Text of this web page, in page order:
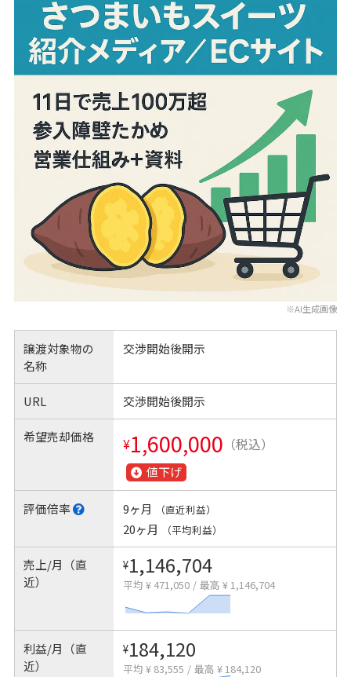
※AI生成画像
譲渡対象物の
名称
交渉開始後開示
URL 交渉開始後開示
希望売却価格 ¥1,600,000 （税込）
値下げ
評価倍率 9ヶ月 （直近利益）
20ヶ月 （平均利益）
売上/月（直
近）
¥1,146,704
平均 ¥ 471,050 / 最高 ¥ 1,146,704
利益/月（直
近）
¥184,120
平均 ¥ 83,555 / 最高 ¥ 184,120